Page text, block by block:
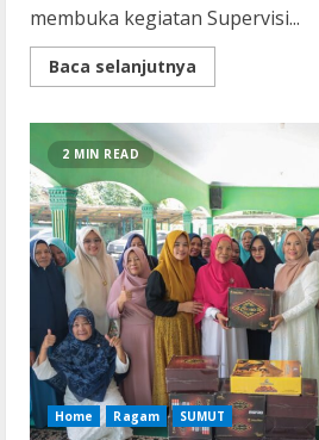
membuka kegiatan Supervisi...
Baca selanjutnya
more
Supervisi
TP
PKK
Sumut
di
Sergai,
Dorong
Penguatan
Program
Pemberdayaan
Keluarga
2 MIN READ
Home Ragam SUMUT